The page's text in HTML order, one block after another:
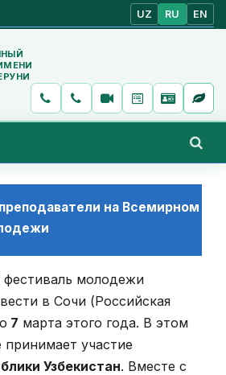
UZ RU EN
на Всемирном
молодежи
в Сочи (Российская
7 марта этого года. В этом
участие
Узбекистан. Вместе с